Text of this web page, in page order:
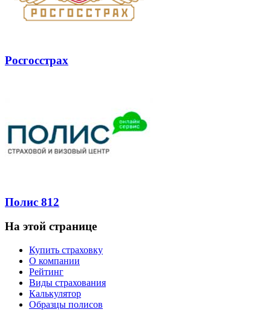
Росгосстрах
Полис 812
На этой странице
Купить страховку
О компании
Рейтинг
Виды страхования
Калькулятор
Образцы полисов